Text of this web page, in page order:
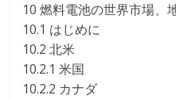
10 燃料電池の世界市場、
10.1 はじめに
10.2 北米
10.2.1 米国
10.2.2 カナダ